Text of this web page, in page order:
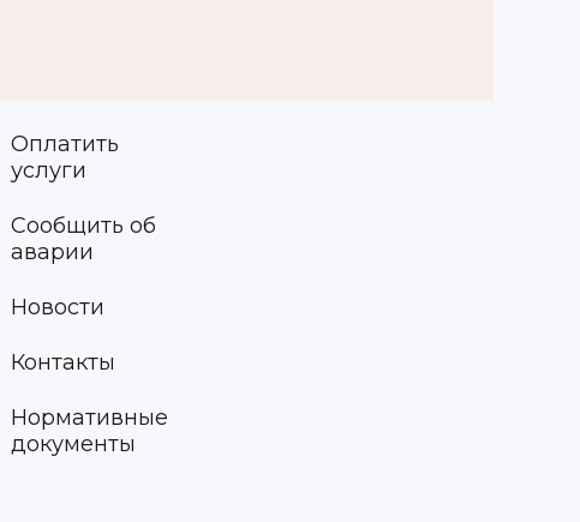
Оплатить
услуги
Сообщить об
аварии
Новости
Контакты
Нормативные
документы